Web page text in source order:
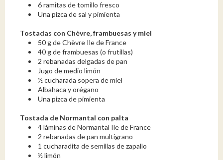
6 ramitas de tomillo fresco
Una pizca de sal y pimienta
Tostadas con Chèvre, frambuesas y miel
50 g de Chèvre Ile de France
40 g de frambuesas (o frutillas)
2 rebanadas delgadas de pan
Jugo de medio limón
½ cucharada sopera de miel
Albahaca y orégano
Una pizca de pimienta
Tostada de Normantal con palta
4 láminas de Normantal Ile de France
2 rebanadas de pan multigrano
1 cucharadita de semillas de zapallo
½ limón